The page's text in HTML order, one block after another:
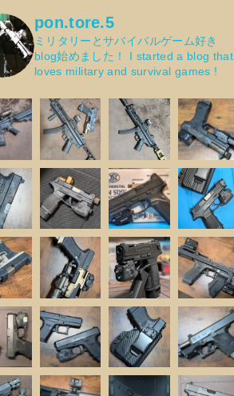
pon.tore.5
ミリタリーとサバイバルゲーム好き
blog始めました！
I started a blog that
loves military and survival games !